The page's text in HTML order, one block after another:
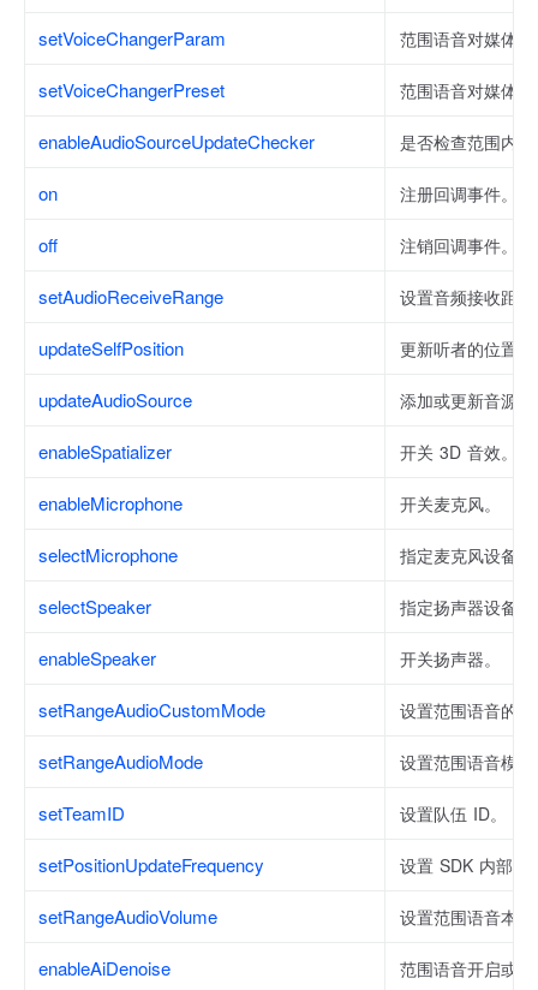
setVoiceChangerParam 范围语音对媒体
setVoiceChangerPreset 范围语音对媒体
enableAudioSourceUpdateChecker 是否检查范围内
on 注册回调事件。
off 注销回调事件。
setAudioReceiveRange 设置音频接收距
updateSelfPosition 更新听者的位置
updateAudioSource 添加或更新音源
enableSpatializer 开关 3D 音效。
enableMicrophone 开关麦克风。
selectMicrophone 指定麦克风设备。
selectSpeaker 指定扬声器设备。
enableSpeaker 开关扬声器。
setRangeAudioCustomMode 设置范围语音的
setRangeAudioMode 设置范围语音模
setTeamID 设置队伍 ID。
setPositionUpdateFrequency 设置 SDK 内部实
setRangeAudioVolume 设置范围语音本
enableAiDenoise 范围语音开启或